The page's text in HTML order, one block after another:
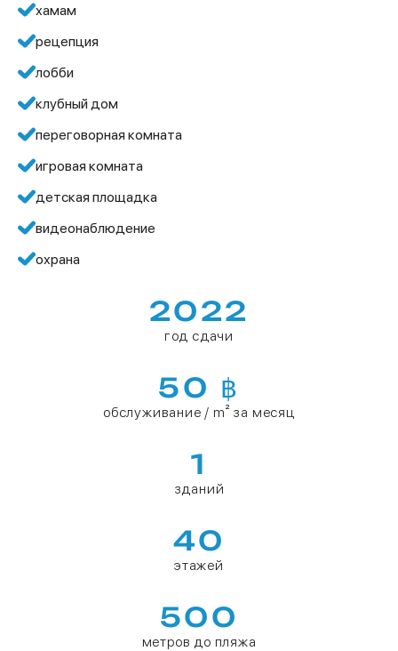
хамам
рецепция
лобби
клубный дом
переговорная комната
игровая комната
детская площадка
видеонаблюдение
охрана
2022
год сдачи
50 ฿
обслуживание / m² за месяц
1
зданий
40
этажей
500
метров до пляжа